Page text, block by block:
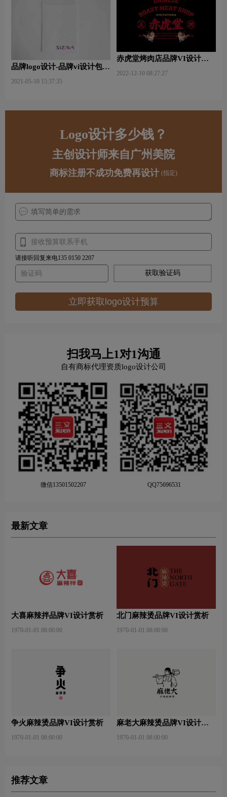
品牌logo设计-品牌vi设计包括
2021-05-10 15:37:35
赤虎堂烤肉店品牌VI设计赏
2022-12-10 08:27:27
Logo设计多少钱？
主创设计师来自广州美院
商标注册不成功免费再设计 (指定)
请接听回复来电135 0150 2207
获取验证码
立即获取logo设计预算
扫我马上1对1沟通
自有商标代理资质logo设计公司
微信13501502207 QQ75696531
最新文章
大喜麻辣拌品牌VI设计赏析
1970-01-01 08:00:00
北门麻辣烫品牌VI设计赏析
1970-01-01 08:00:00
争火麻辣烫品牌VI设计赏析
1970-01-01 08:00:00
麻老大麻辣烫品牌VI设计赏
1970-01-01 08:00:00
推荐文章